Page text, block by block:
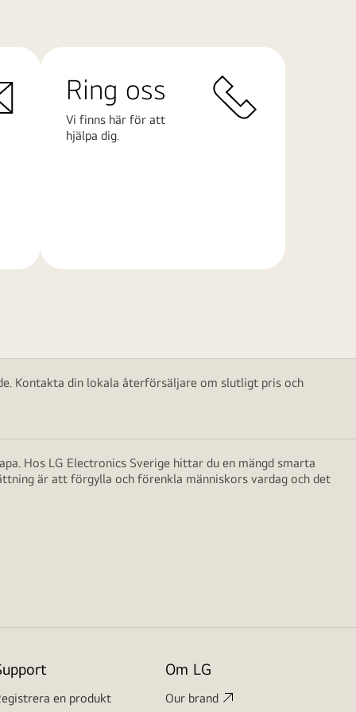
Ring oss
Vi finns här för att
hjälpa dig.
Kontakta din lokala återförsäljare om slutligt pris och
Hos LG Electronics Sverige hittar du en mängd smarta
är att förgylla och förenkla människors vardag och det
en produkt
Om LG
Our brand